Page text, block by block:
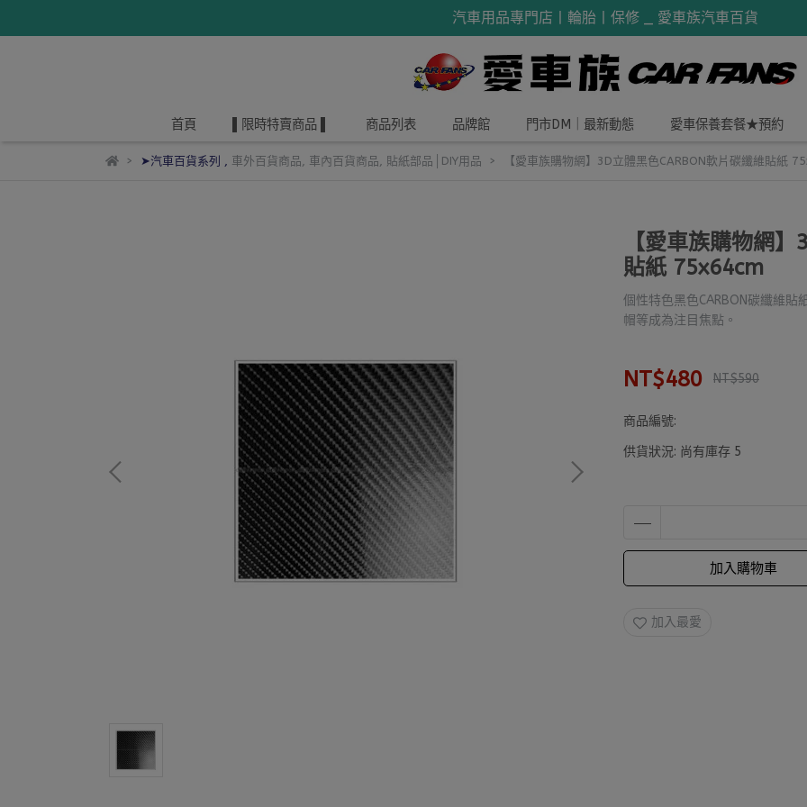
汽車用品專門店丨輪胎丨保修 _ 愛車族汽車百貨
首頁 ▌限時特賣商品 ▌ 商品列表 品牌館 門市DM｜最新動態 愛車保養套餐★預約
➤汽車百貨系列 , 車外百貨商品, 車內百貨商品, 貼紙部品│DIY用品 【愛車族購物網】3D立體黑色CARBON軟片碳纖維貼紙
【愛車族購物網
貼紙 75x64cm
個性特色黑色CARBON碳纖維
帽等成為注目焦點。
NT$480 NT$590
商品編號:
供貨狀況: 尚有庫存 5
加入購物車
加入最愛